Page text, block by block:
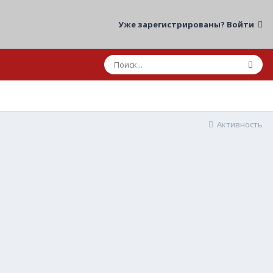
Уже зарегистрированы? Войти
Активность